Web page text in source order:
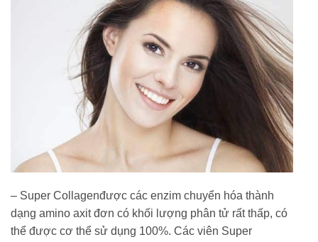
– Super Collagenđược các enzim chuyển hóa thành
dạng amino axit đơn có khối lượng phân tử rất thấp, có
thể được cơ thể sử dụng 100%. Các viên Super